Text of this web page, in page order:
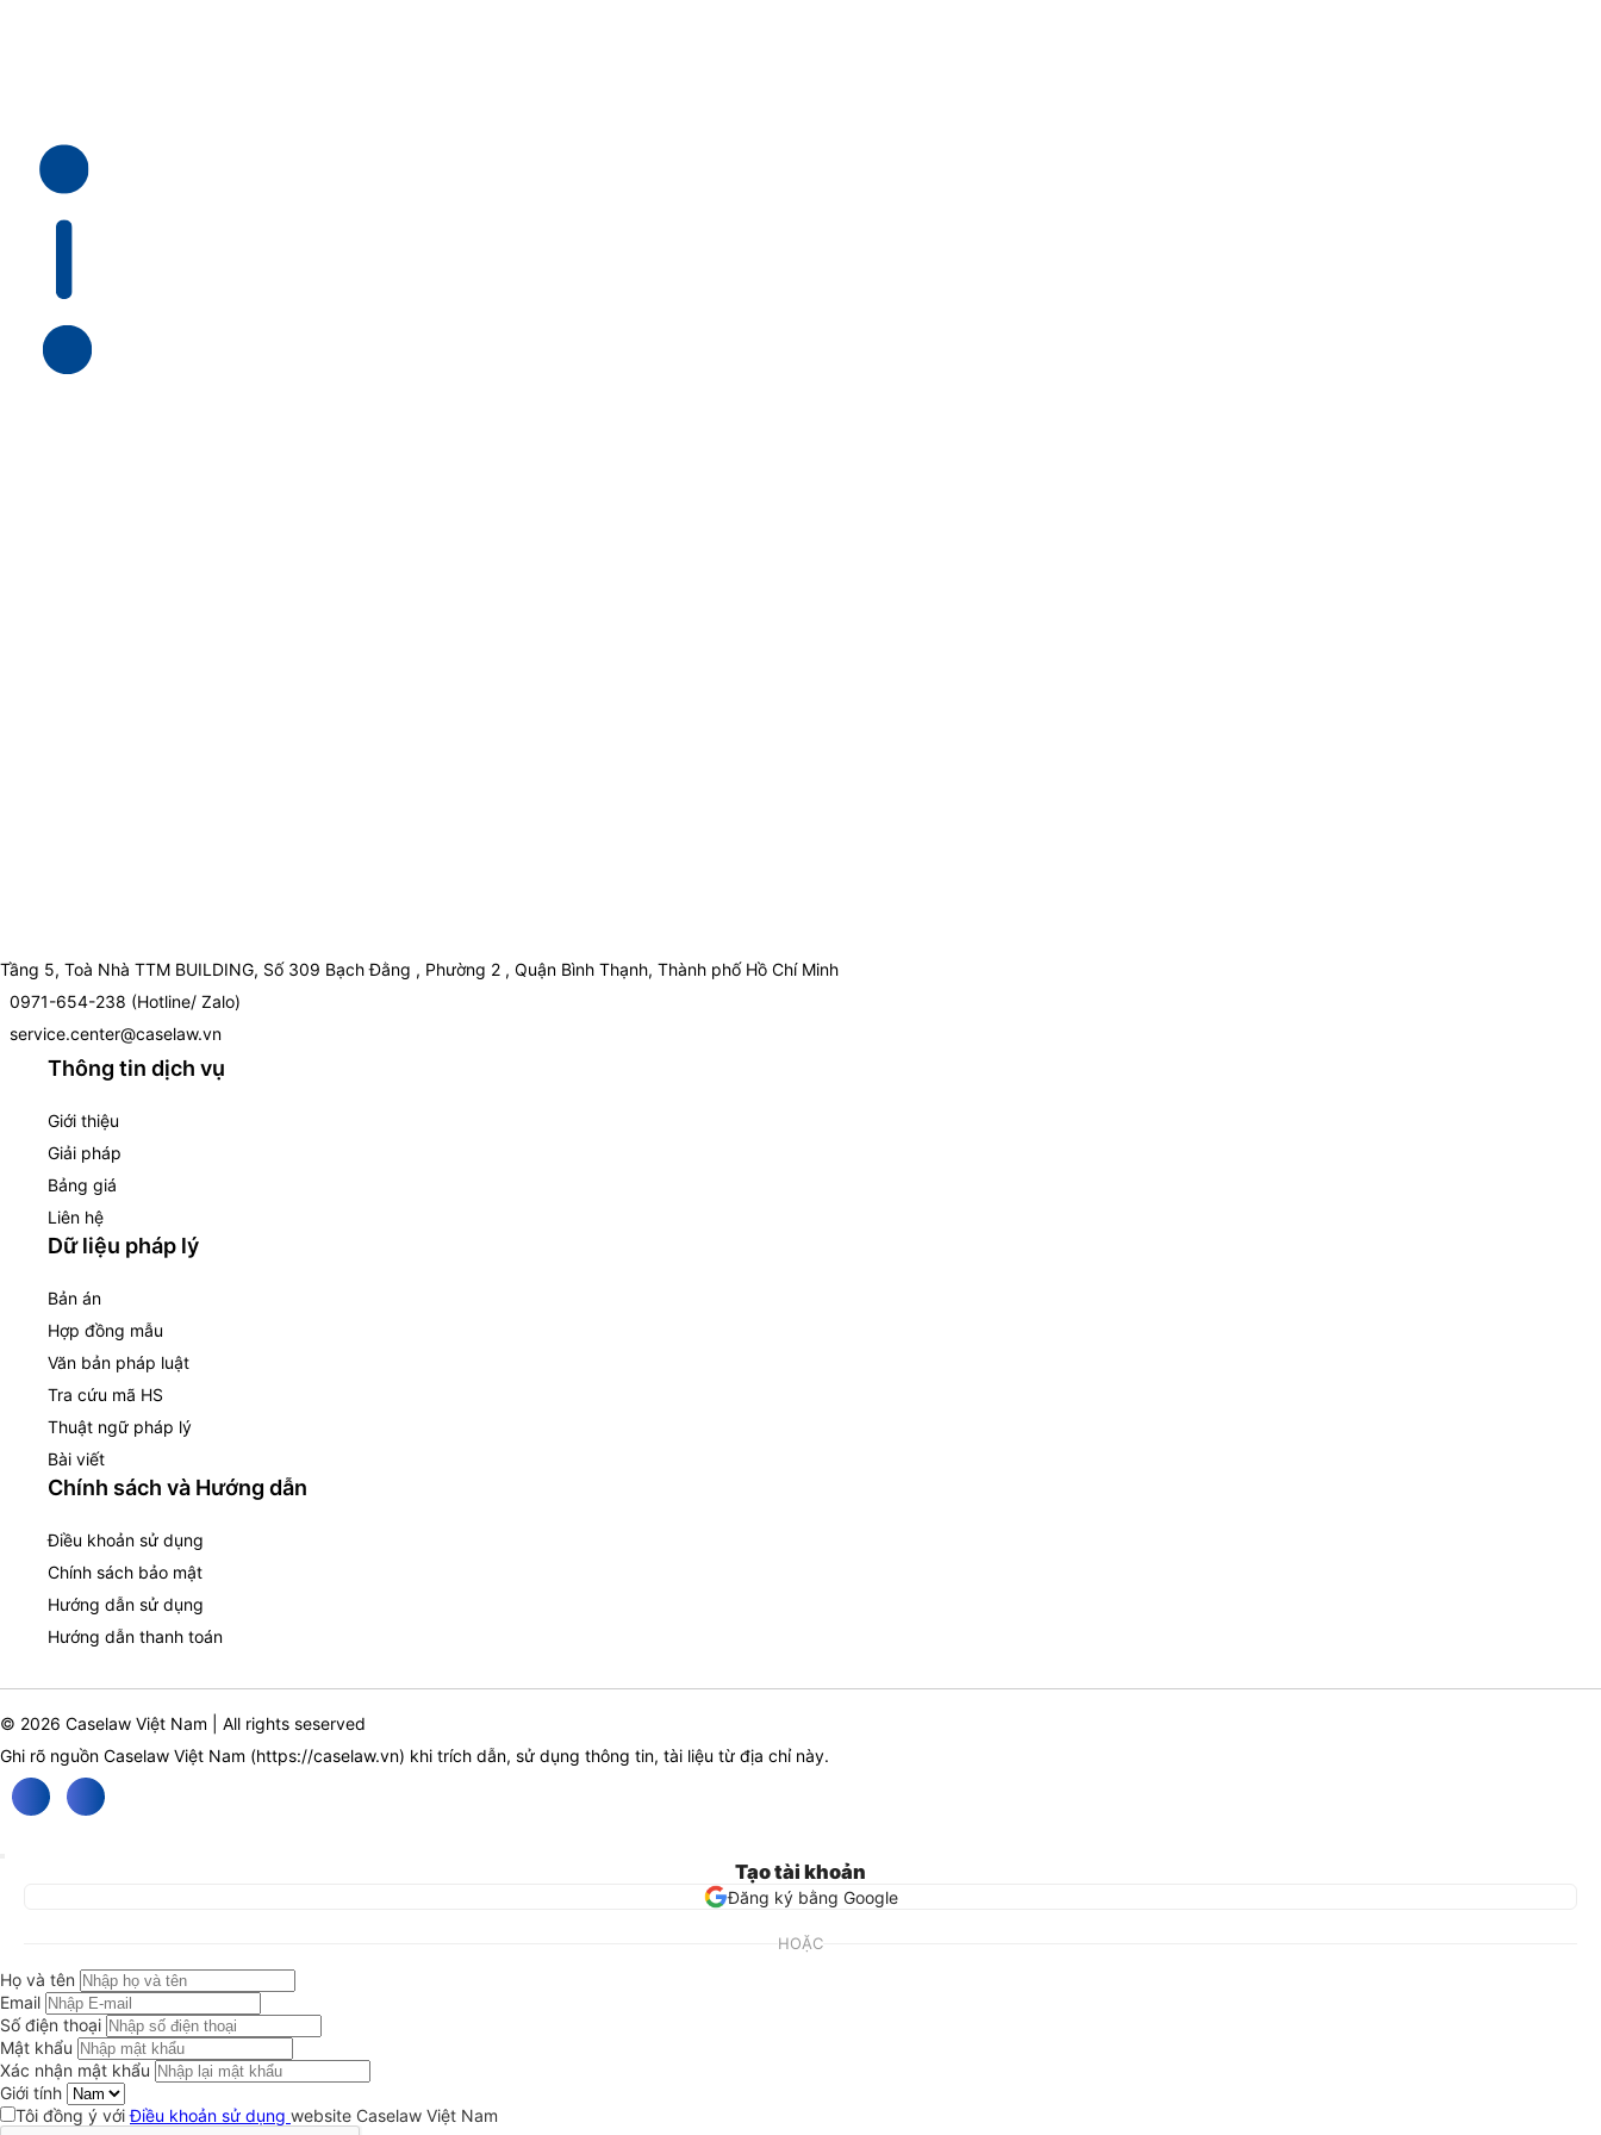
Tầng 5, Toà Nhà TTM BUILDING, Số 309 Bạch Đằng , Phường 2 , Quận Bình Thạnh, Thành phố Hồ Chí Minh
0971-654-238 (Hotline/ Zalo)
service.center@caselaw.vn
Thông tin dịch vụ
Giới thiệu
Giải pháp
Bảng giá
Liên hệ
Dữ liệu pháp lý
Bản án
Hợp đồng mẫu
Văn bản pháp luật
Tra cứu mã HS
Thuật ngữ pháp lý
Bài viết
Chính sách và Hướng dẫn
Điều khoản sử dụng
Chính sách bảo mật
Hướng dẫn sử dụng
Hướng dẫn thanh toán
© 2026 Caselaw Việt Nam | All rights seserved
Ghi rõ nguồn Caselaw Việt Nam (https://caselaw.vn) khi trích dẫn, sử dụng thông tin, tài liệu từ địa chỉ này.
Tạo tài khoản
Đăng ký bằng Google
HOẶC
Họ và tên
Email
Số điện thoại
Mật khẩu
Xác nhận mật khẩu
Giới tính
Tôi đồng ý vớiĐiều khoản sử dụng website Caselaw Việt Nam